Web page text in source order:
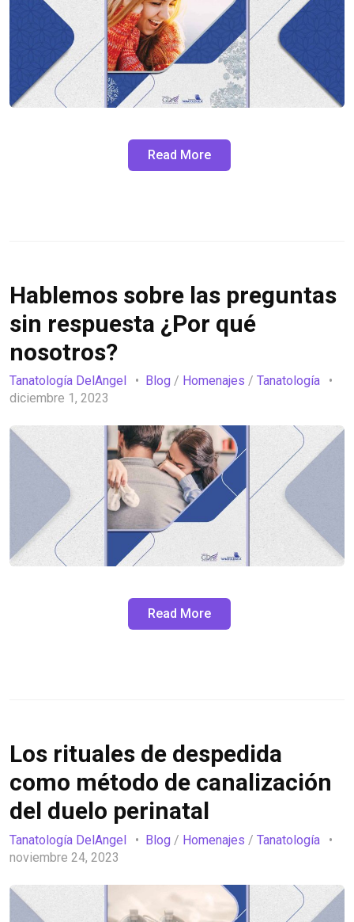
Read More
Hablemos sobre las preguntas
sin respuesta ¿Por qué
nosotros?
Tanatología DelAngel Blog / Homenajes / Tanatología
diciembre 1, 2023
Read More
Los rituales de despedida
como método de canalización
del duelo perinatal
Tanatología DelAngel Blog / Homenajes / Tanatología
noviembre 24, 2023